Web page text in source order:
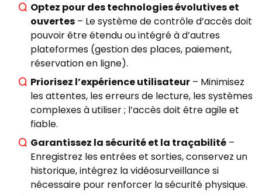
Optez pour des technologies évolutives et
ouvertes – Le système de contrôle d’accès doit
pouvoir être étendu ou intégré à d’autres
plateformes (gestion des places, paiement,
réservation en ligne).
Priorisez l’expérience utilisateur – Minimisez
les attentes, les erreurs de lecture, les systèmes
complexes à utiliser ; l’accès doit être agile et
fiable.
Garantissez la sécurité et la traçabilité –
Enregistrez les entrées et sorties, conservez un
historique, intégrez la vidéosurveillance si
nécessaire pour renforcer la sécurité physique.